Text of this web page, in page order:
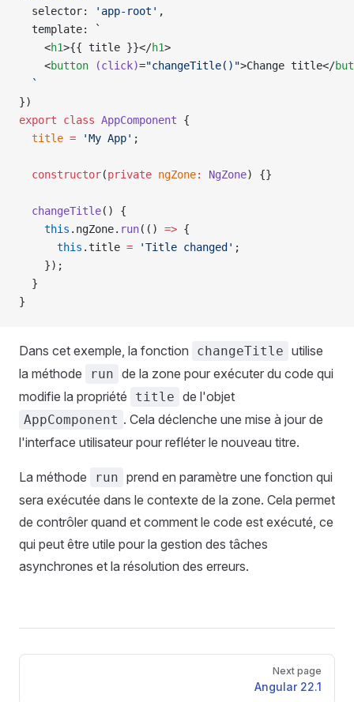
  selector:
'app-root' ,
  template:
`
    <
h1>{{ title }}</h1>
    <
button (click)="changeTitle()">Change title</
  `
})
export class AppComponent {
  title
= 'My App' ;
  constructor
(private ngZone: NgZone) {}
  changeTitle
() {
    this
.ngZone. run(() => {
      this
.title = 'Title changed' ;
    });
  }
}
Dans cet exemple, la fonction changeTitle utilise
la méthode
run de la zone pour exécuter du code qui
modifie la propriété
title de l'objet
AppComponent . Cela déclenche une mise à jour de
l'interface utilisateur pour refléter le nouveau titre.
La méthode run prend en paramètre une fonction qui
sera exécutée dans le contexte de la zone. Cela permet
de contrôler quand et comment le code est exécuté, ce
qui peut être utile pour la gestion des tâches
asynchrones et la résolution des erreurs.
Pager
Next page
Angular 22.1